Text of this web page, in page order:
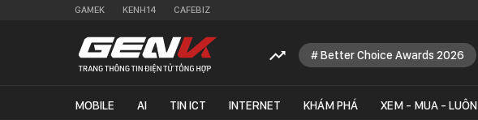
GAMEK KENH14 CAFEBIZ
Better Choice Awards 2026
MOBILE AI TIN ICT INTERNET KHÁM PHÁ XEM - MUA - LUÔN